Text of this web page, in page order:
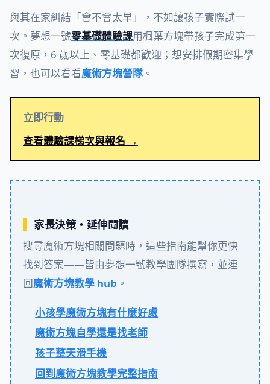
與其在家糾結「會不會太早」，不如讓孩子實際試一
次。夢想一號零基礎體驗課用楓葉方塊帶孩子完成第一
次復原，6 歲以上、零基礎都歡迎；想安排假期密集學
習，也可以看看魔術方塊營隊 。
立即行動
查看體驗課梯次與報名 →
家長決策・延伸閱讀
搜尋魔術方塊相關問題時，這些指南能幫你更快
找到答案——皆由夢想一號教學團隊撰寫，並連
回魔術方塊教學 hub 。
小孩學魔術方塊有什麼好處
魔術方塊自學還是找老師
孩子整天滑手機
回到魔術方塊教學完整指南